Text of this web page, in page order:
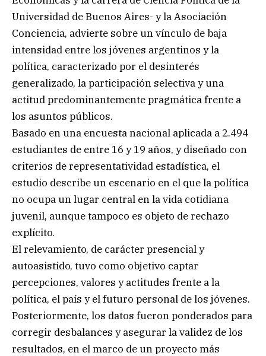
Universidad de Buenos Aires- y la Asociación
Conciencia, advierte sobre un vínculo de baja
intensidad entre los jóvenes argentinos y la
política, caracterizado por el desinterés
generalizado, la participación selectiva y una
actitud predominantemente pragmática frente a
los asuntos públicos.
Basado en una encuesta nacional aplicada a 2.494
estudiantes de entre 16 y 19 años, y diseñado con
criterios de representatividad estadística, el
estudio describe un escenario en el que la política
no ocupa un lugar central en la vida cotidiana
juvenil, aunque tampoco es objeto de rechazo
explícito.
El relevamiento, de carácter presencial y
autoasistido, tuvo como objetivo captar
percepciones, valores y actitudes frente a la
política, el país y el futuro personal de los jóvenes.
Posteriormente, los datos fueron ponderados para
corregir desbalances y asegurar la validez de los
resultados, en el marco de un proyecto más